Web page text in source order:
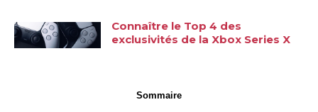
Connaître le Top 4 des
exclusivités de la Xbox Series X
Sommaire